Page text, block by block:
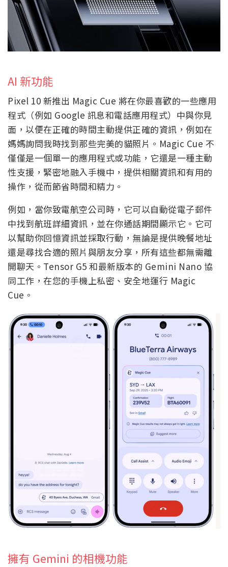
AI 新功能
Pixel 10 新推出 Magic Cue 將在你最喜歡的一些應用
程式（例如 Google 訊息和電話應用程式）中與你見
面，以便在正確的時間主動提供正確的資訊，例如在
媽媽詢問我時找到那些完美的貓照片。Magic Cue 不
僅僅是一個單一的應用程式或功能，它還是一種主動
性支援，緊密地融入手機中，提供相關資訊和有用的
操作，從而節省時間和精力。
例如，當你致電航空公司時，它可以自動從電子郵件
中找到航班詳細資訊，並在你通話期間顯示它。它可
以幫助你回憶資訊並採取行動，無論是提供晚餐地址
還是尋找合適的照片與朋友分享，所有這些都無需離
開聊天。Tensor G5 和最新版本的 Gemini Nano 協
同工作，在您的手機上私密、安全地運行 Magic
Cue。
擁有 Gemini 的相機功能